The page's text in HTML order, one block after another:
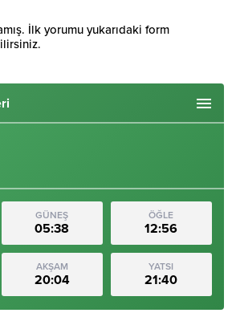
İlk yorumu yukarıdaki form
GÜNEŞ
05:38
ÖĞLE
12:56
AKŞAM
20:04
YATSI
21:40